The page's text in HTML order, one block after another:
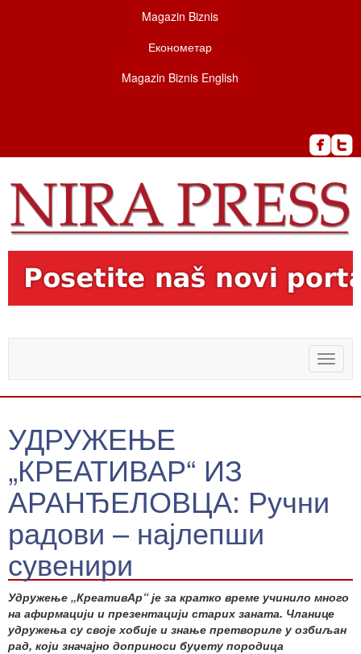
Magazin Biznis
Економетар
Magazin Biznis English
Toggle
УДРУЖЕЊЕ
„КРЕАТИВАР“ ИЗ
АРАНЂЕЛОВЦА: Ручни
радови – најлепши
сувенири
Удружење „КреативАр“ је за кратко време учинило много
на афирмацији и презентацији старих заната. Чланице
удружења су своје хобије и знање претвориле у озбиљан
рад, који значајно доприноси буџету породица